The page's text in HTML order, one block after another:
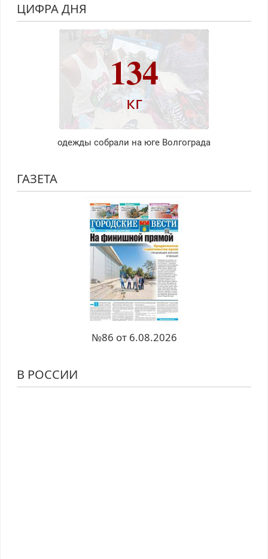
ЦИФРА ДНЯ
134
кг
одежды собрали на юге Волгограда
ГАЗЕТА
№86 от 6.08.2026
В РОССИИ